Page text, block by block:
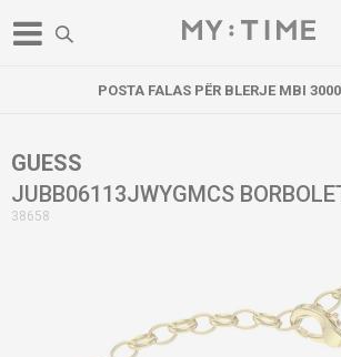
POSTA FALAS PËR BLERJE MBI
GUESS
JUBB06113JWYGMCS
38658